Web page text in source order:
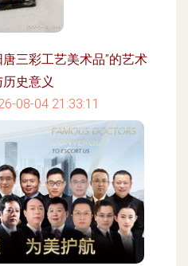
三彩工艺美术品”的艺术
史意义
08-04 21:33:11